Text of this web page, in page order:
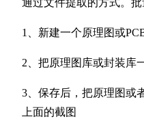
1、新建一个原理图或
2、把原理图库或封装库
3、保存后，把原理图或
上面的截图